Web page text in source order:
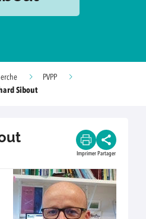
PVPP
Sibout
Imprimer Partager